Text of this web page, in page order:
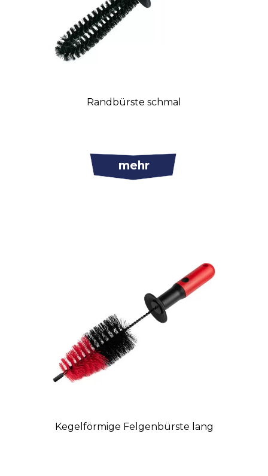
Randbürste schmal
mehr
Kegelförmige Felgenbürste lang